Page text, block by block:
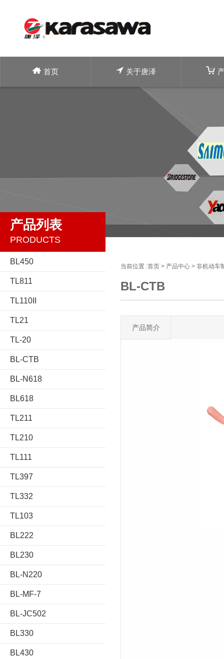
首页 关于唐泽
产品列表
PRODUCTS
BL450
TL811
TL110II
TL21
TL-20
BL-CTB
BL-N618
BL618
TL211
TL210
TL111
TL397
TL332
TL103
BL222
BL230
BL-N220
BL-MF-7
BL-JC502
BL330
BL430
当前位置 :首页 > 产品中心 > 非机动车
BL-CTB
产品简介